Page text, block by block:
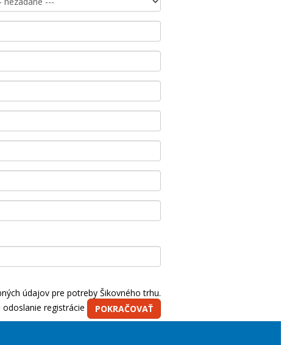
údajov pre potreby Šikovného trhu.
registrácie